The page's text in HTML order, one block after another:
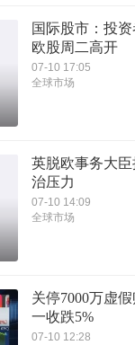
国际股市：投
欧股周二高开
07-10 17:05
全球市场
英脱欧事务大
治压力
07-10 14:09
全球市场
关停7000万虚
一收跌5%
07-10 12:28